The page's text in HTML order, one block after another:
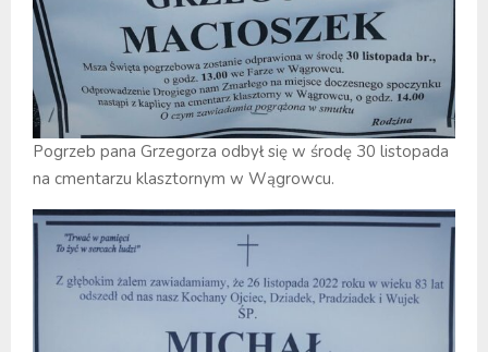
Pogrzeb pana Grzegorza odbył się w środę 30 listopada
na cmentarzu klasztornym w Wągrowcu.